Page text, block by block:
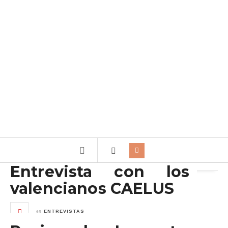
Entrevista con los
valencianos CAELUS
en ENTREVISTAS